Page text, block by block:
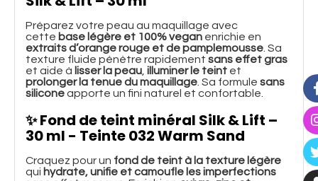
Préparez votre peau au maquillage avec
cette base légère et 100% vegan enrichie en
extraits d’orange rouge et de pamplemousse . Sa
texture fluide pénètre rapidement sans effet gras
et aide à lisser la peau illuminer le teint et
prolonger la tenue du maquillage . Sa formule sans
siliconeapporte un fini naturel et confortable.
✨Fond de teint minéral Silk & Lift –
30 ml - Teinte 032 Warm Sand
Craquez pour un fond de teint à la texture légère
qui hydrate, unifie et camoufle les imperfections